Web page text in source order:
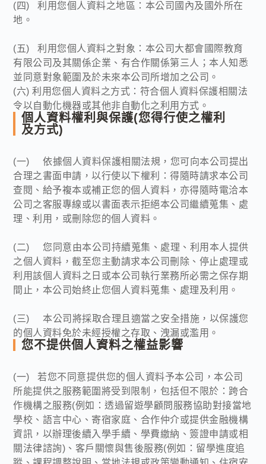
(四) 利用您個人資料之地區：本公司國內及國外所在
地。
(五) 利用您個人資料之對象：本公司大都會國際教育
有限公司及其關係企業、有合作關係第三人；本人知悉
並同意對象範圍及於未來本公司所增加之公司。
(六) 利用您個人資料之方式：符合個人資料保護相關法
令以自動化機器或其他非自動化之利用方式。
個人資料權利與保護(您得行使之權利
及方式)
(一) 依據個人資料保護相關法規，您可向本公司提出
合理之書面申請，以行使以下權利：得隨時請求本公司
查閱、給予複本或補正您的個人資料，亦得隨時電洽本
公司之客服專線或以書面表示拒絕本公司繼續蒐集、處
理、利用，或刪除您的個人資料。
(二) 您同意由本公司持續蒐集、處理、利用本人提供
之個人資料，截至您主動請求本公司刪除、停止處理或
利用該個人資料之日或本公司執行業務所必需之保存期
間止，本公司始終止您個人資料蒐集、處理及利用。
(三) 本公司將採取合理且適當之安全措施，以保護您
的個人資料免於未經授權之存取、洩漏或濫用。
您不提供個人資料之權益影響
(一) 若您不同意提供您的個人資料予本公司，本公司
所能提供之服務範圍將受到限制，包括但不限於：跨合
作機構之服務(例如：透過留遊學顧問服務協助對接當地
學校、語言中心、寄宿家庭、合作仲介或提供金融機構
資訊，以辦理後續入學手續、學費繳納、簽證申請或相
關法律諮詢)、客戶關懷與售後服務(例如：留學進度追